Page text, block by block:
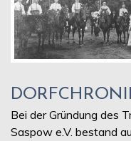
Bei der Gründung des
Saspow e.V. bestand